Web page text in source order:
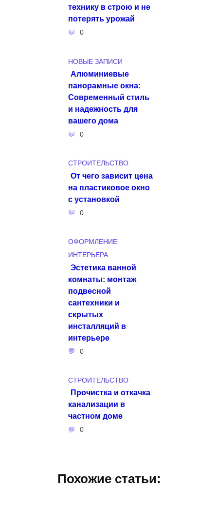
технику в строю и не
потерять урожай
0
НОВЫЕ ЗАПИСИ
Алюминиевые
панорамные окна:
Современный стиль
и надежность для
вашего дома
0
СТРОИТЕЛЬСТВО
От чего зависит цена
на пластиковое окно
с установкой
0
ОФОРМЛЕНИЕ
ИНТЕРЬЕРА
Эстетика ванной
комнаты: монтаж
подвесной
сантехники и
скрытых
инсталляций в
интерьере
0
СТРОИТЕЛЬСТВО
Прочистка и откачка
канализации в
частном доме
0
Похожие статьи: